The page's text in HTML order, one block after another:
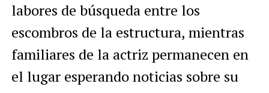
labores de búsqueda entre los
escombros de la estructura, mientras
familiares de la actriz permanecen en
el lugar esperando noticias sobre su